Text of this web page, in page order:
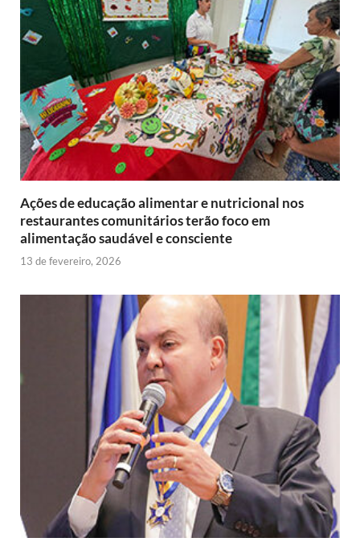
Ações de educação alimentar e nutricional nos
restaurantes comunitários terão foco em
alimentação saudável e consciente
13 de fevereiro, 2026